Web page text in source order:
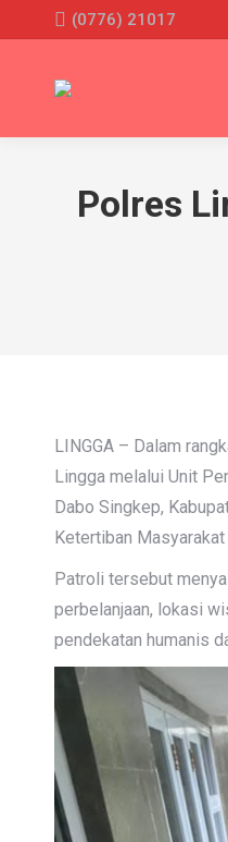
(0776) 21017
Polres
LINGGA – Dalam
Lingga melalui Unit
Dabo Singkep,
Ketertiban
Patroli tersebut
perbelanjaan, lokasi
pendekatan humanis